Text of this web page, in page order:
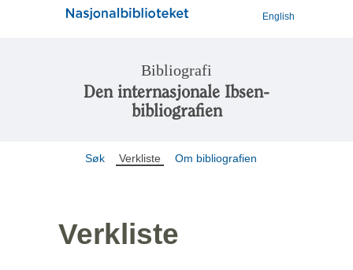
English
Bibliografi
Den internasjonale Ibsen-
bibliografien
Søk Verkliste Om bibliografien
Verkliste